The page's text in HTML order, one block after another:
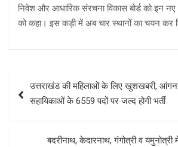
निवेश और आधारिक संरचना विकास बोर्ड को इन नए
को कहा। इस कड़ी में अब चार स्थानों का चयन कर
navigation
उत्तराखंड की महिलाओं के लिए खुशखबरी,
सहायिकाओं के 6559 पदों पर जल्द होगी भर्ती
बदरीनाथ, केदारनाथ, गंगोत्री व यमुनोत्री